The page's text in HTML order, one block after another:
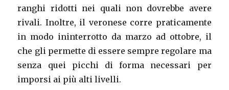
ranghi ridotti nei quali non dovrebbe avere
rivali. Inoltre, il veronese corre praticamente
in modo ininterrotto da marzo ad ottobre, il
che gli permette di essere sempre regolare ma
senza quei picchi di forma necessari per
imporsi ai più alti livelli.